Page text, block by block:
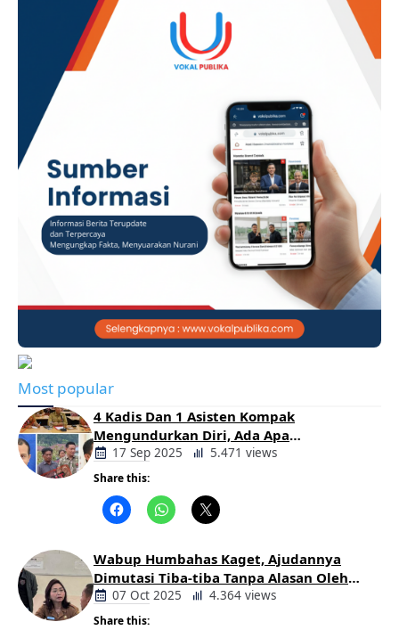
Most popular
4 Kadis Dan 1 Asisten Kompak
Mengundurkan Diri, Ada Apa
Pemerintahan Oloan
17 Sep 2025 5.471 views
Share this:
Wabup Humbahas Kaget, Ajudannya
Dimutasi Tiba-tiba Tanpa Alasan Oleh
Bupati
07 Oct 2025 4.364 views
Share this: